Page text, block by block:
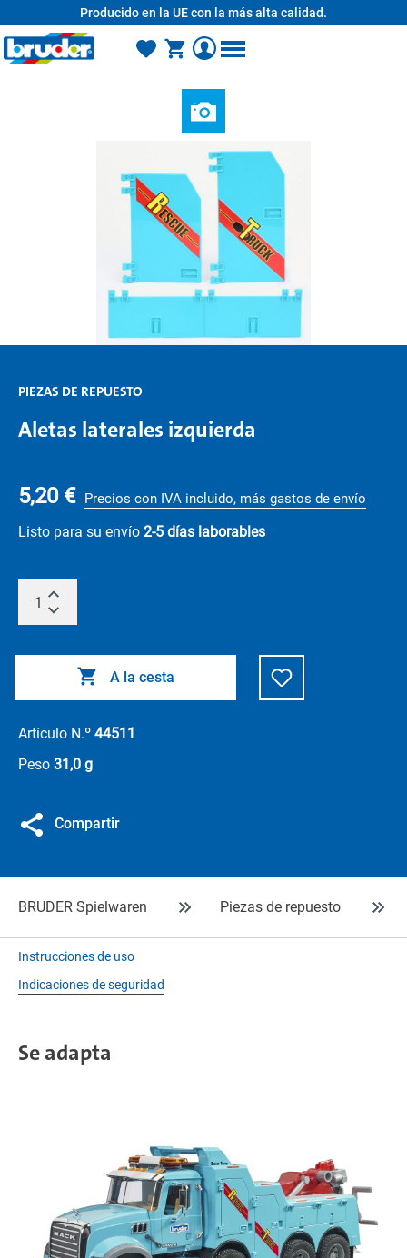
Producido en la UE con la más alta calidad.
PIEZAS DE REPUESTO
Aletas laterales izquierda
5,20 € Precios con IVA incluido, más gastos de envío
Listo para su envío 2-5 días laborables
A la cesta
Artículo N.º 44511
Peso 31,0 g
Compartir
BRUDER Spielwaren Piezas de repuesto
Instrucciones de uso
Indicaciones de seguridad
Se adapta